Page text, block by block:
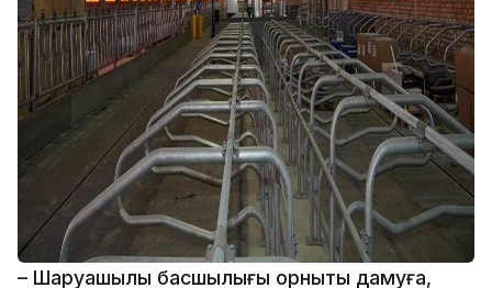
– Шаруашылық басшылығы орнықты дамуға,